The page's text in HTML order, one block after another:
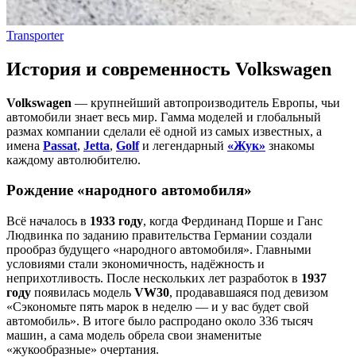
Transporter
История и современность Volkswagen
Volkswagen — крупнейший автопроизводитель Европы, чьи
автомобили знает весь мир. Гамма моделей и глобальный
размах компании сделали её одной из самых известных, а
имена Passat, Jetta, Golfи легендарный «Жук» знакомы
каждому автолюбителю.
Рождение «народного автомобиля»
Всё началось в 1933 году, когда Фердинанд Порше и Ганс
Людвинка по заданию правительства Германии создали
прообраз будущего «народного автомобиля». Главными
условиями стали экономичность, надёжность и
неприхотливость. После нескольких лет разработок в 1937
году появилась модель VW30, продававшаяся под девизом
«Сэкономьте пять марок в неделю — и у вас будет свой
автомобиль». В итоге было распродано около 336 тысяч
машин, а сама модель обрела свои знаменитые
«жукообразные» очертания.